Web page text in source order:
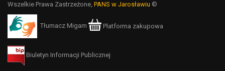
Wszelkie Prawa Zastrzeżone, PANS w Jarosławiu ©
Tłumacz Migam Platforma zakupowa
Biuletyn Informacji Publicznej